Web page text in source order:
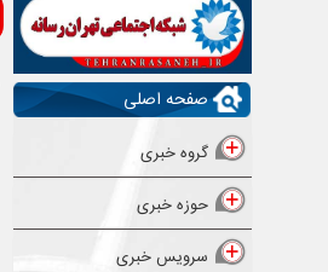
صفحه اصلی
گروه خبری
حوزه خبری
سرویس خبری